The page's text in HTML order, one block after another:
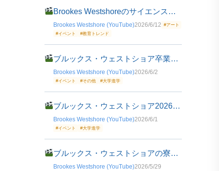
Brookes Westshoreのサイエンスフェア2026開催
Brookes Westshore (YouTube)2026/6/12 #アート
#イベント
#教育トレンド
ブルックス・ウェストショア卒業生ネットワーク2026
Brookes Westshore (YouTube)2026/6/2
#イベント #その他 #大学進学
ブルックス・ウェストショア2026年卒業式の様子
Brookes Westshore (YouTube)2026/6/1
#イベント #大学進学
ブルックス・ウェストショアの寮生活イベント紹介
Brookes Westshore (YouTube)2026/5/29